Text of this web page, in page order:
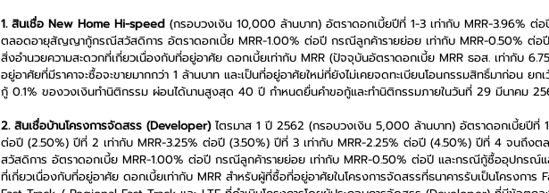
1. สินเชื่อ New Home Hi-speed (กรอบวงเงิน 10,000 ล้านบาท) อัตราดอกเบี้ยปีที่ 1-3 เท่ากับ MRR-3.96%
ตลอดอายุสัญญากู้กรณีสวัสดิการ อัตราดอกเบี้ย MRR-1.00% ต่อปี กรณีลูกค้ารายย่อย เท่ากับ MRR-0.50% ต่
สิ่งอำนวยความสะดวกที่เกี่ยวเนื่องกับที่อยู่อาศัย ดอกเบี้ยเท่ากับ MRR (ปัจจุบันอัตราดอกเบี้ย MRR ธอส. เท่ากับ
อยู่อาศัยที่มีราคาจะซื้อจะขายมากกว่า 1 ล้านบาท และเป็นที่อยู่อาศัยใหม่ที่ยังไม่เคยจดทะเบียนโอนกรรมสิทธิ์มาก่อน ยก
กู้ 0.1% ของวงเงินทำนิติกรรม ผ่อนได้นานสูงสุด 40 ปี กำหนดยื่นคำขอกู้และทำนิติกรรมภายในวันที่ 29 มีนาคม
2. สินเชื่อบ้านโครงการจัดสรร (Developer) ไตรมาส 1 ปี 2562 (กรอบวงเงิน 5,000 ล้านบาท) อัตราดอกเบี้ยปีที่ 1
ต่อปี (2.50%) ปีที่ 2 เท่ากับ MRR-3.25% ต่อปี (3.50%) ปีที่ 3 เท่ากับ MRR-2.25% ต่อปี (4.50%) ปีที่ 4 จนถึ
สวัสดิการ อัตราดอกเบี้ย MRR-1.00% ต่อปี กรณีลูกค้ารายย่อย เท่ากับ MRR-0.50% ต่อปี และกรณีกู้ซื้ออุปกรณ์แ
ที่เกี่ยวเนื่องกับที่อยู่อาศัย ดอกเบี้ยเท่ากับ MRR สำหรับผู้ที่ซื้อที่อยู่อาศัยในโครงการจัดสรรที่ธนาคารรับเป็นโครงการ